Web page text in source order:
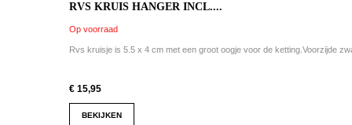
RVS KRUIS HANGER INCL....
Op voorraad
Rvs kruisje is 5.5 x 4 cm met een groot oogje voor de ketting.Voorzijde
€ 15,95
BEKIJKEN